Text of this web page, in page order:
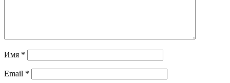
Имя *
Email *